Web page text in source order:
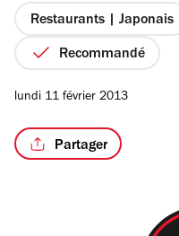
étoiles
Restaurants | Japonais
Recommandé
lundi 11 février 2013
Partager